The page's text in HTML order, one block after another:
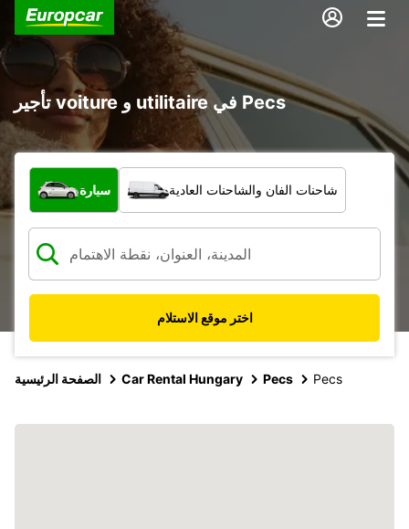
تأجير voiture و utilitaire في Pecs
ما نوع المركبة؟
سيارة شاحنات الفان والشاحنات العادية
اختر موقع الاستلام
الصفحة الرئيسية Car Rental Hungary Pecs Pecs